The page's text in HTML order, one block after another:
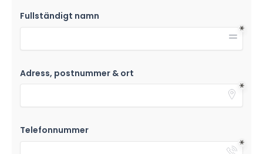
Fullständigt namn
Adress, postnummer & ort
Telefonnummer